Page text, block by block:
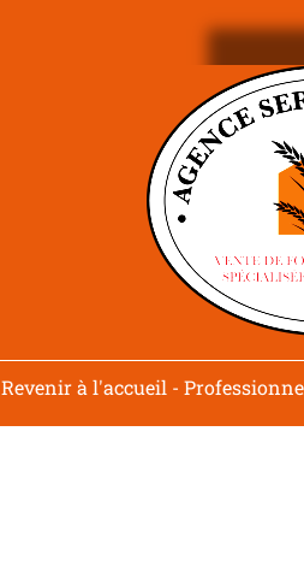
Revenir à l'accueil -